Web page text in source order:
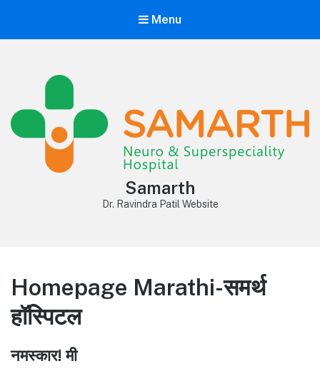
Menu
Samarth
Dr. Ravindra Patil Website
Homepage Marathi-समर्थ
हॉस्पिटल
नमस्कार! मी